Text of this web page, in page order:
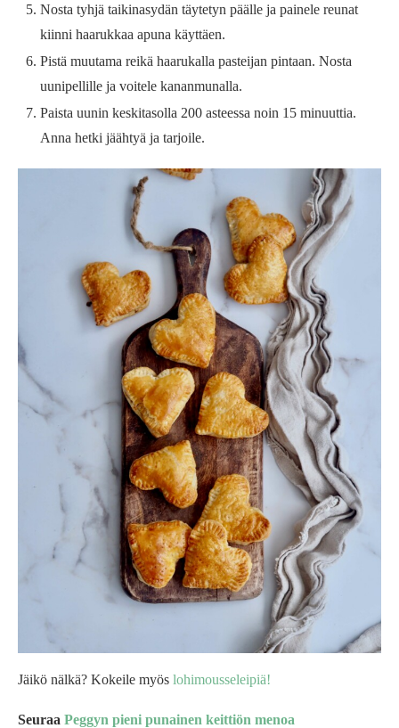
Nosta tyhjä taikinasydän täytetyn päälle ja painele reunat
kiinni haarukkaa apuna käyttäen.
Pistä muutama reikä haarukalla pasteijan pintaan. Nosta
uunipellille ja voitele kananmunalla.
Paista uunin keskitasolla 200 asteessa noin 15 minuuttia.
Anna hetki jäähtyä ja tarjoile.
Jäikö nälkä? Kokeile myös lohimousseleipiä!
Seuraa Peggyn pieni punainen keittiön menoa